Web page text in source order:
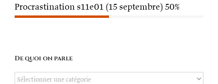
Procrastination s11e01 (15 septembre) 50%
De quoi on parle
De